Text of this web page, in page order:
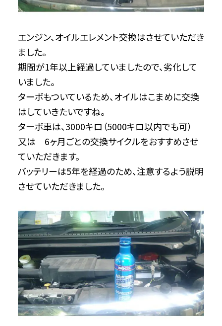
エンジン、オイルエレメント交換はさせていただき
ました。
期間が1年以上経過していましたので、劣化して
いました。
ターボもついているため、オイルはこまめに交換
はしていきたいですね。
ターボ車は、3000キロ（5000キロ以内でも可）
又は 6ヶ月ごとの交換サイクルをおすすめさせ
ていただきます。
バッテリーは5年を経過のため、注意するよう説明
させていただきました。